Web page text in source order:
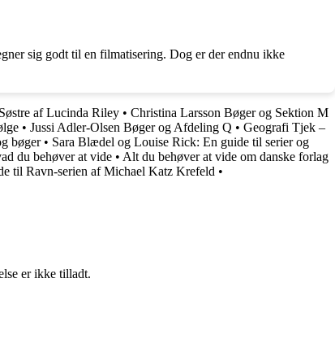
sig godt til en filmatisering. Dog er der endnu ikke
af Lucinda Riley • Christina Larsson Bøger og Sektion M
• Jussi Adler-Olsen Bøger og Afdeling Q • Geografi Tjek –
bøger• Sara Blædel og Louise Rick: En guide til serier og
du behøver at vide • Alt du behøver at vide om danske forlag
til Ravn-serien af Michael Katz Krefeld •
er ikke tilladt.